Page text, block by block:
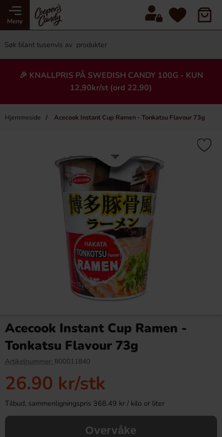
Meny
🎉 KNALLPRIS PÅ SWEDISH CANDY 100G - KUN
12,90kr/st (ord 22,90)
Hjemmeside Acecook Instant Cup Ramen - Tonkatsu Flavour 73g
Heading
×
Black Sugar 210g
Köp
Caramel Hazelnut Flavour
330ml(BF:22-06-2026)
Acecook Instant Cup Ramen -
Tonkatsu Flavour 73g
Artikelnummer: 800011840
26.90 kr/stk
Tilbud, sammenligningspris 368.49 kr / kilo or liter
Overvåke